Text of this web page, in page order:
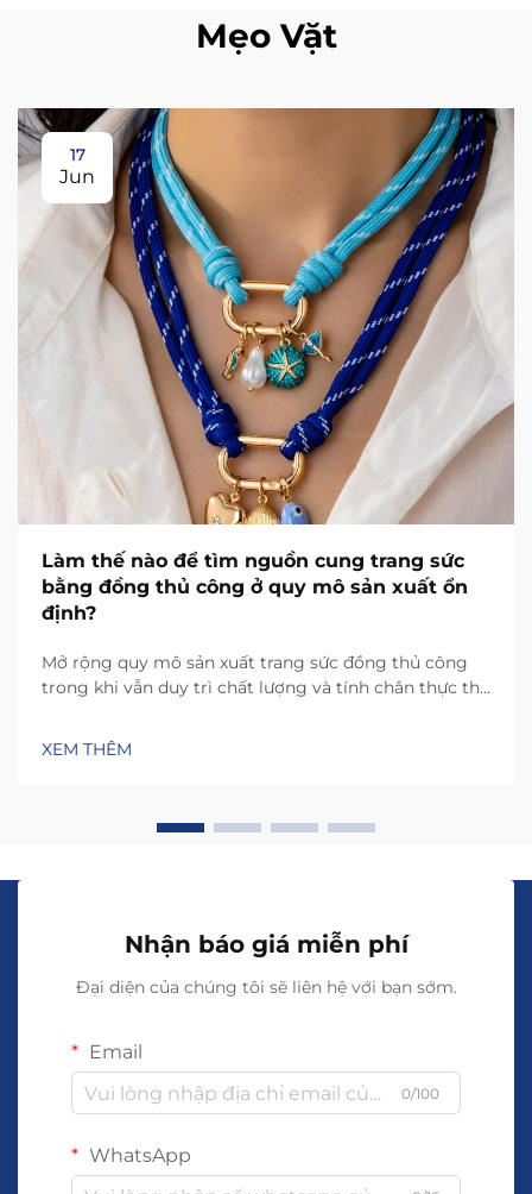
Mẹo Vặt
17
Jun
Làm thế nào để tìm nguồn cung trang sức
bằng đồng thủ công ở quy mô sản xuất ổn
định?
Mở rộng quy mô sản xuất trang sức đồng thủ công
trong khi vẫn duy trì chất lượng và tính chân thực thủ
phương pháp tìm nguồn cung mang tính chiến lược.
Khác với trang sức sản xuất hàng loạt, trang sức đồng
XEM THÊM
Nhận báo giá miễn phí
Đại diện của chúng tôi sẽ liên hệ với bạn sớm.
Email
0/100
WhatsApp